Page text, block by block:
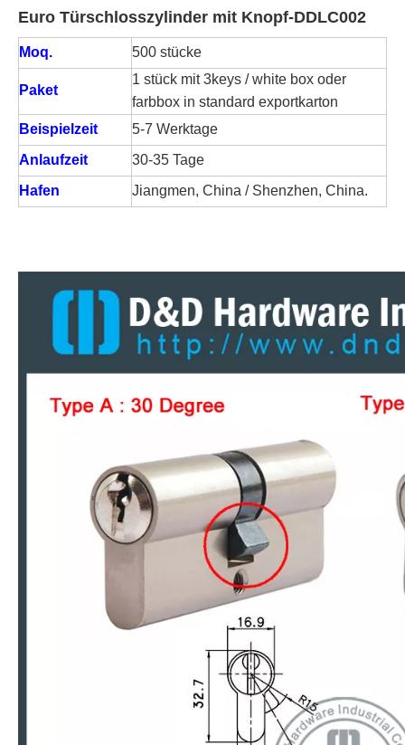
Euro Türschlosszylinder mit Knopf-DDLC002
Moq. 500 stücke
Paket
1 stück mit 3keys / white box oder
farbbox in standard exportkarton
Beispielzeit
5-7 Werktage
Anlaufzeit
30-35 Tage
Hafen
Jiangmen, China / Shenzhen, China.